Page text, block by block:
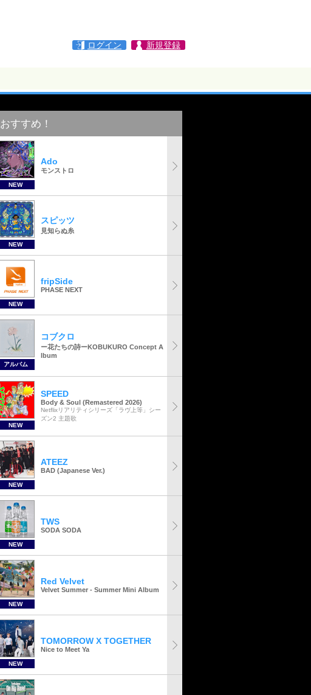
ログイン 新規登録
おすすめ！
NEW
Ado
モンストロ
NEW
スピッツ
見知らぬ糸
NEW
fripSide
PHASE NEXT
アルバム
コブクロ
ー花たちの詩ーKOBUKURO Concept A
lbum
NEW
SPEED
Body & Soul (Remastered 2026)
Netflixリアリティシリーズ「ラヴ上等」シー
ズン2 主題歌
NEW
ATEEZ
BAD (Japanese Ver.)
NEW
TWS
SODA SODA
NEW
Red Velvet
Velvet Summer - Summer Mini Album
NEW
TOMORROW X TOGETHER
Nice to Meet Ya